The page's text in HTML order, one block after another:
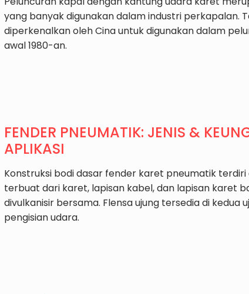
yang banyak digunakan dalam industri perkapalan.
diperkenalkan oleh Cina untuk digunakan dalam
awal 1980-an.
FENDER PNEUMATIK: JENIS &
APLIKASI
Konstruksi bodi dasar fender karet pneumatik terdiri
terbuat dari karet, lapisan kabel, dan lapisan karet
divulkanisir bersama. Flensa ujung tersedia di kedua
pengisian udara.